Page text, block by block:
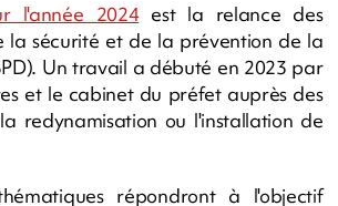
l'année 2024est la relance des
la sécurité et de la prévention de la
Un travail a débuté en 2023 par
et le cabinet du préfet auprès des
redynamisation ou l'installation de
répondront à l'objectif